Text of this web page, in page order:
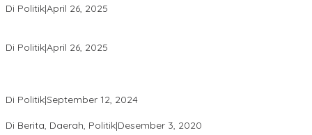
Di Politik|April 26, 2025
Di Politik|April 26, 2025
Di Politik|September 12, 2024
Di Berita, Daerah, Politik|Desember 3, 2020